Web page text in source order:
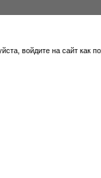
войдите на сайт как